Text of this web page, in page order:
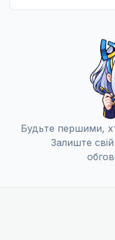
Будьте першими,
Залиште